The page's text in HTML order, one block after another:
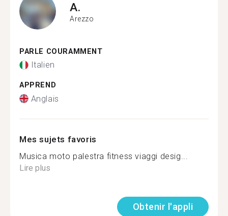
A.
Arezzo
PARLE COURAMMENT
Italien
APPREND
Anglais
Mes sujets favoris
Musica moto palestra fitness viaggi desig...
Lire plus
Obtenir l'appli